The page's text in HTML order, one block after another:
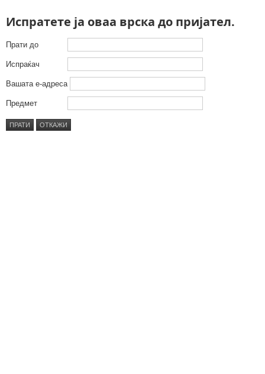
Испратете ја оваа врска до пријател.
Прати до
Испраќач
Вашата е-адреса
Предмет
ПРАТИ ОТКАЖИ